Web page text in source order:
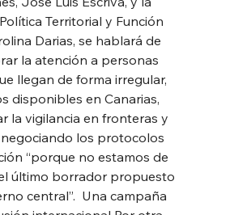
Territorial y Función
Darias, se hablará de
la atención a personas
llegan de forma irregular,
disponibles en Canarias,
la vigilancia en fronteras y
los protocolos
“porque no estamos de
último borrador propuesto
central”.  Una campaña